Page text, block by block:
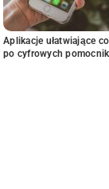
Aplikacje ułatwiające
po cyfrowych